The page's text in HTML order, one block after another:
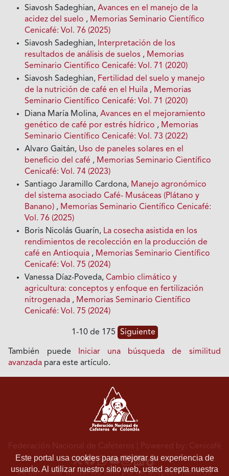
Siavosh Sadeghian,Avances en el manejo de la
acidez del suelo , Memorias Seminario Científico
Cenicafé: Vol. 76 (2025)
Siavosh Sadeghian, Interpretación de los
resultados de análisis de suelos , Memorias
Seminario Científico Cenicafé: Vol. 71 (2020)
Siavosh Sadeghian, Fertilidad del suelo y manejo
de la nutrición de café en el Huila , Memorias
Seminario Científico Cenicafé: Vol. 71 (2020)
Diana María Molina,Avances en el mejoramiento
genético de café por estrés hídrico , Memorias
Seminario Científico Cenicafé: Vol. 73 (2022)
Alvaro Gaitán, Uso de paneles solares en el
beneficio del café , Memorias Seminario Científico
Cenicafé: Vol. 74 (2023)
Santiago Jaramillo Cardona, Manejo agronómico
del sistema asociado Café- Musáceas (Plátano y
Banano) , Memorias Seminario Científico Cenicafé:
Vol. 76 (2025)
Boris Nicolás Guarín, La cosecha asistida en los
rendimientos de recolección en la producción de
café en Antioquia , Memorias Seminario Científico
Cenicafé: Vol. 75 (2024)
Vanessa Díaz-Poveda,Cambio climático y
agricultura: conceptos y enfoque en fertilización
nitrogenada , Memorias Seminario Científico
Cenicafé: Vol. 75 (2024)
1-10 de 175 Siguiente
También puede
Iniciar una búsqueda de similitud
avanzada para este artículo.
Este portal usa cookies para mejorar su experiencia de
usuario. Al utilizar nuestro sitio web, usted acepta nuestra
Federación Nacional de Cafeteros | Powered by: Cenicafé
Al continuar utilizando este portal, aceptas nuestros